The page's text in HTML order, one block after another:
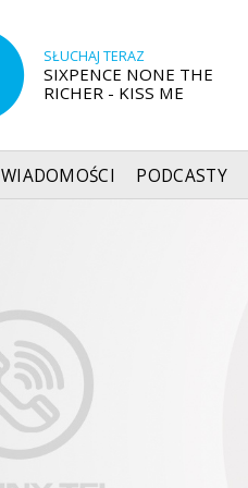
SŁUCHAJ TERAZ
SIXPENCE NONE THE
RICHER - KISS ME
WIADOMOŚCI PODCASTY